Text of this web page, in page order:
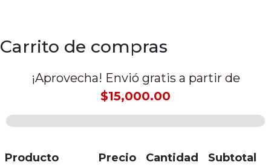
Carrito de compras
¡Aprovecha! Envió gratis a partir de
$15,000.00
Producto Precio Cantidad
Subtotal